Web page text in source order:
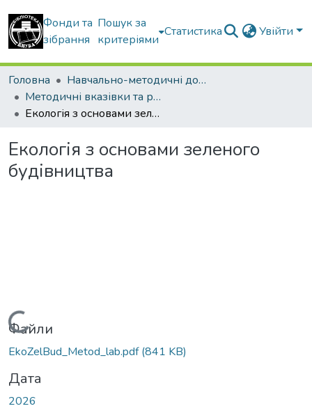
Фонди та
зібрання
Пошук за
критеріями
Статистика Увійти
Головна
Навчально-методичні документи
Методичні вказівки та рекомендації
Екологія з основами зеленого будівництва
Екологія з основами зеленого
будівництва
Вантажиться...
Файли
EkoZelBud_Metod_lab.pdf(841 KB)
Дата
2026